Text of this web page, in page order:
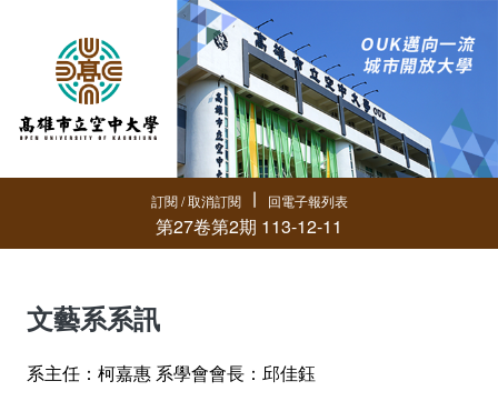
訂閱 / 取消訂閱 ∣ 回電子報列表
第27卷第2期 113-12-11
文藝系系訊
系主任：柯嘉惠 系學會會長：邱佳鈺